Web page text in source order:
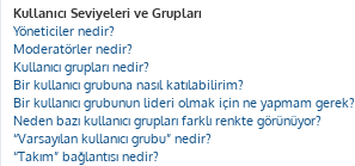
Kullanıcı Seviyeleri ve Grupları
Yöneticiler nedir?
Moderatörler nedir?
Kullanıcı grupları nedir?
Bir kullanıcı grubuna nasıl katılabilirim?
Bir kullanıcı grubunun lideri olmak için ne yapmam gerek?
Neden bazı kullanıcı grupları farklı renkte görünüyor?
“Varsayılan kullanıcı grubu” nedir?
“Takım” bağlantısı nedir?